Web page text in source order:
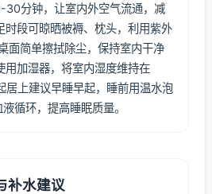
30分钟，让室内外空气流通，减
时段可晾晒被褥、枕头，利用紫外
面简单擦拭除尘，保持室内干净
用加湿器，将室内湿度维持在
上建议早睡早起，睡前用温水泡
循环，提高睡眠质量。
补水建议